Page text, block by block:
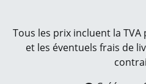
Tous les prix incluent la TVA
et les éventuels frais de